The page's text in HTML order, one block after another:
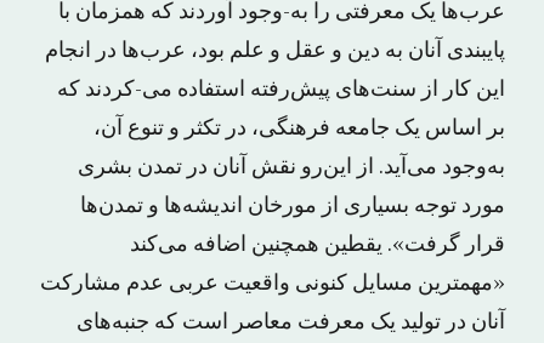
عرب‌ها یک معرفتی را به-وجود آوردند که همزمان با
پایبندی آنان به دین و عقل و علم بود، عرب‌ها در انجام
این کار از سنت‌های پیش‌رفته استفاده می-کردند که
بر اساس یک جامعه فرهنگی، در تکثر و تنوع آن،
به‌وجود می‌آید. از این‌رو نقش آنان در تمدن بشری
مورد توجه بسیاری از مورخان اندیشه‌ها و تمدن‌ها
قرار گرفت». یقطین همچنین اضافه می‌کند
«مهمترین مسایل کنونی واقعیت عربی عدم مشارکت
آنان در تولید یک معرفت معاصر است که جنبه‌های